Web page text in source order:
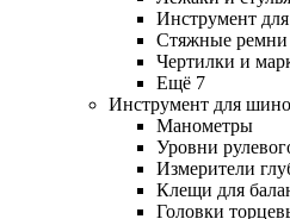
Инструмент для
Стяжные ремни
Чертилки и
Ещё 7
Инструмент для
Манометры
Уровни
Измерители
Клещи для
Головки